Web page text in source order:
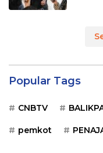
Popular Tags
CNBTV
pemkot